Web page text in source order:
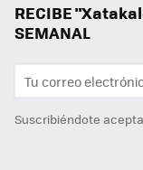
RECIBE
SEMANAL
Suscribiéndote